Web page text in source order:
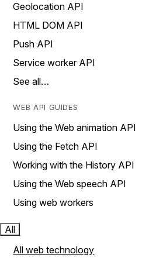
Geolocation API
HTML DOM API
Push API
Service worker API
See all…
WEB API GUIDES
Using the Web animation API
Using the Fetch API
Working with the History API
Using the Web speech API
Using web workers
All
All web technology